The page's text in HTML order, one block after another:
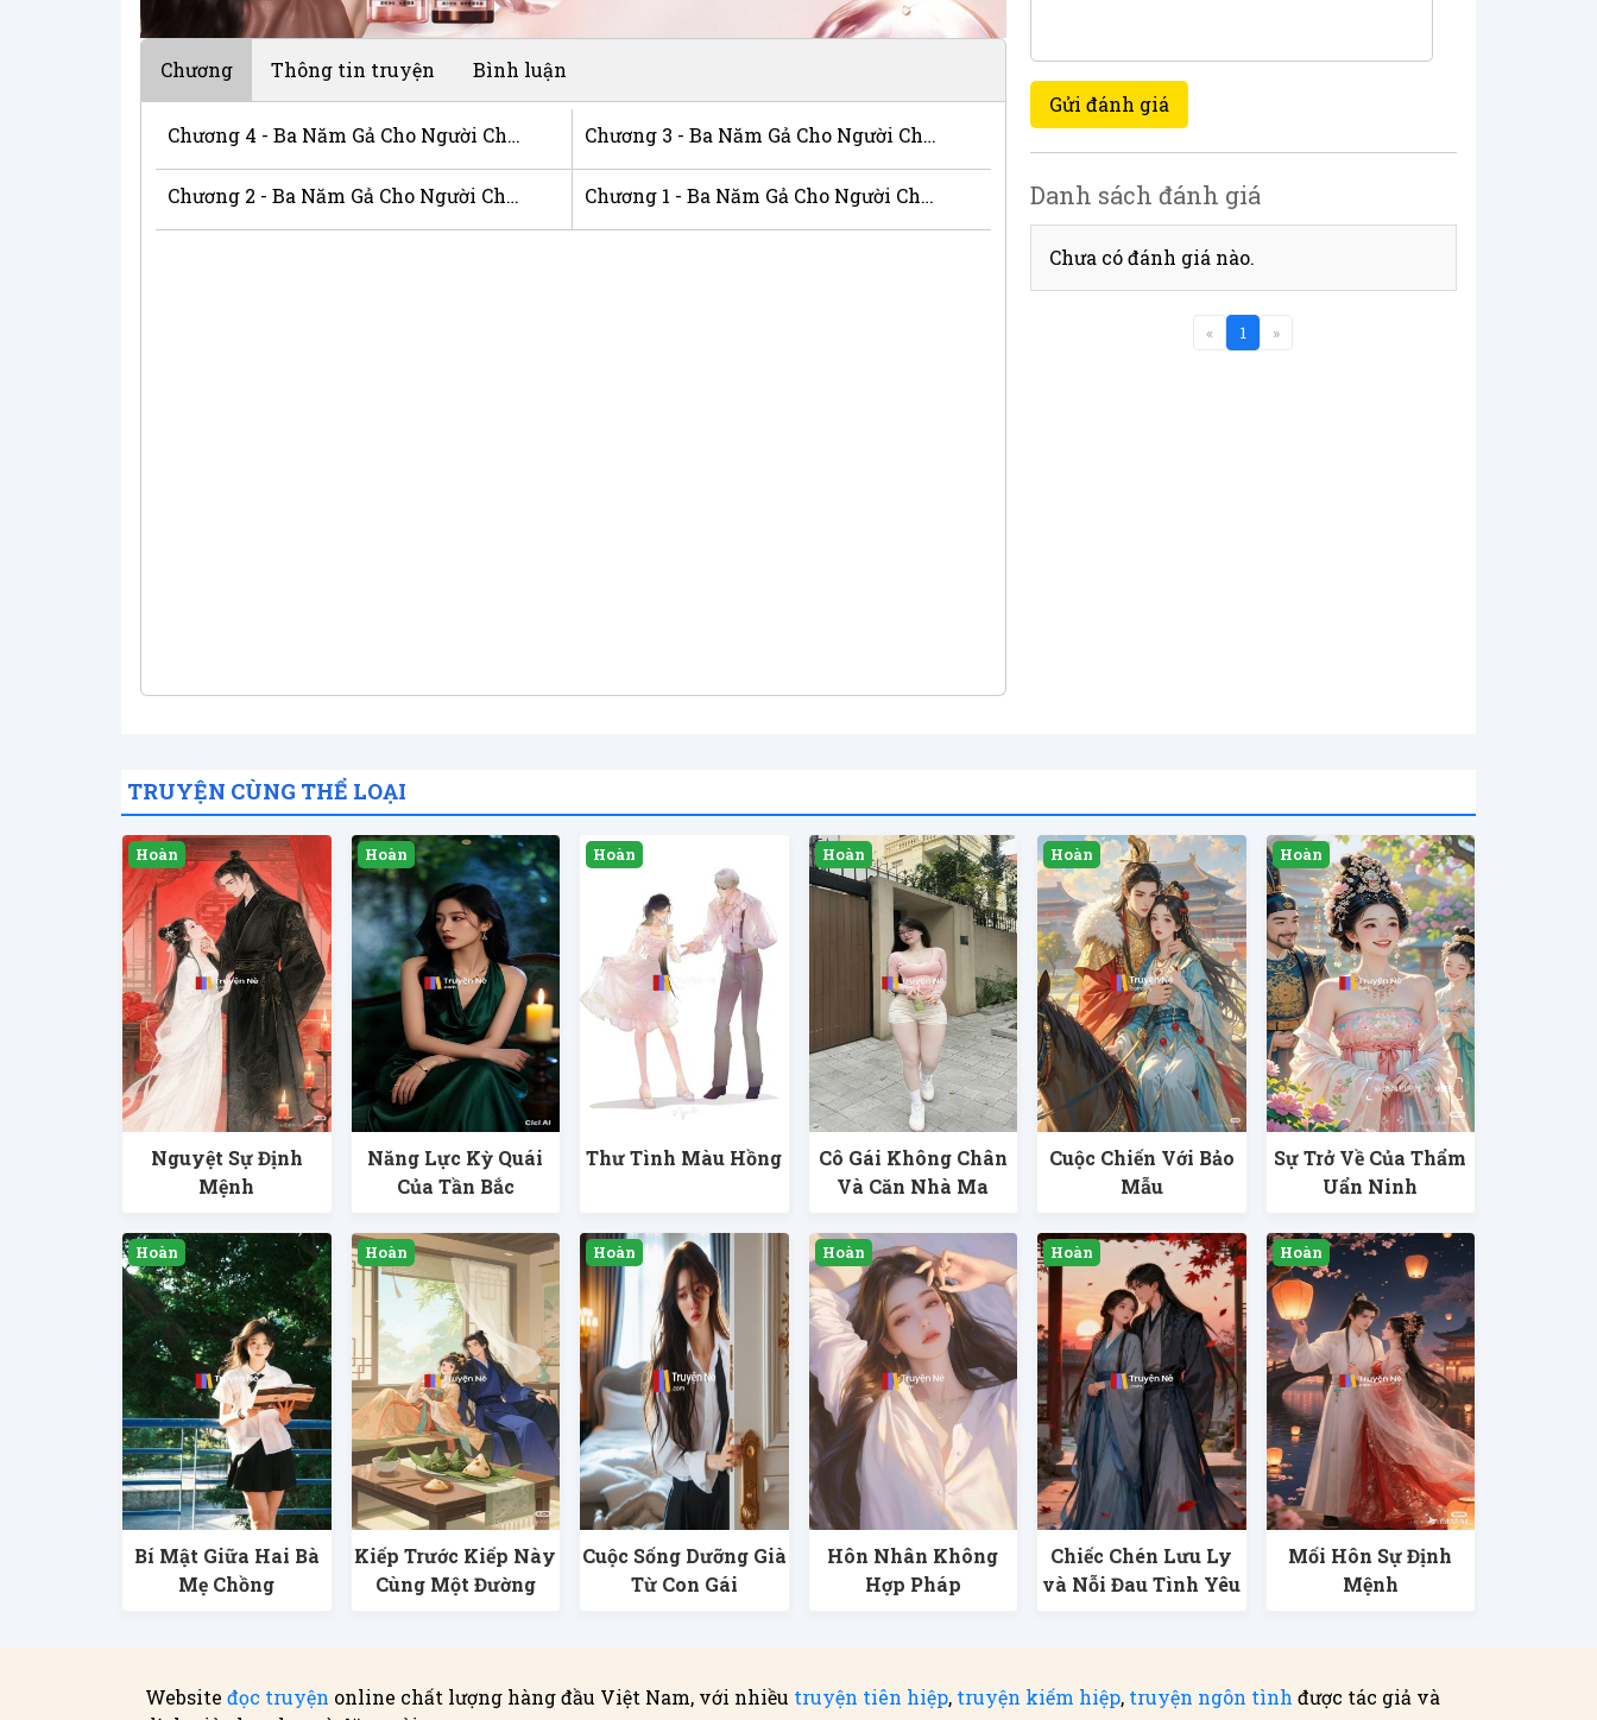
Chương Thông tin truyện Bình luận
Chương 4 - Ba Năm Gả Cho Người Chồng Kỹ Tính Tôi Chỉ Là Người Đóng Vài Tiết Kiệm Chương 3 - Ba Năm Gả Cho Người Chồng Kỹ Tính Tôi Chỉ Là Người Đóng Vài Tiết Kiệm
Chương 2 - Ba Năm Gả Cho Người Chồng Kỹ Tính Tôi Chỉ Là Người Đóng Vài Tiết Kiệm Chương 1 - Ba Năm Gả Cho Người Chồng Kỹ Tính Tôi Chỉ Là Người Đóng Vài Tiết Kiệm
Gửi đánh giá
Danh sách đánh giá
Chưa có đánh giá nào.
« 1 »
TRUYỆN CÙNG THỂ LOẠI
Nguyệt Sự Định
Mệnh
Năng Lực Kỳ Quái
Của Tần Bắc
Thư Tình Màu Hồng
Cô Gái Không Chân
Và Căn Nhà Ma
Cuộc Chiến Với Bảo
Mẫu
Sự Trở Về Của Thẩm
Uẩn Ninh
Bí Mật Giữa Hai Bà
Mẹ Chồng
Kiếp Trước Kiếp Này
Cùng Một Đường
Cuộc Sống Dưỡng Già
Từ Con Gái
Hôn Nhân Không
Hợp Pháp
Chiếc Chén Lưu Ly
và Nỗi Đau Tình Yêu
Mối Hôn Sự Định
Mệnh
Website đọc truyện online chất lượng hàng đầu Việt Nam, với nhiều truyện tiên hiệp, truyện kiếm hiệp, truyện ngôn tình được tác giả và